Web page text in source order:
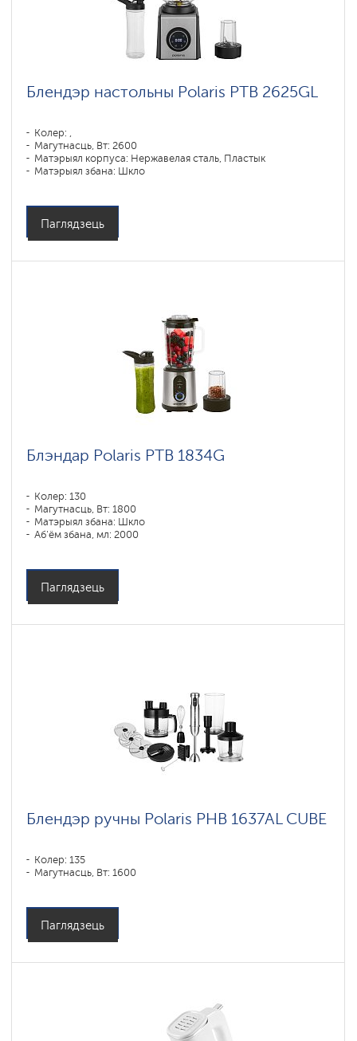
Блендэр настольны Polaris PTB 2625GL
Колер: ,
Магутнасць, Вт: 2600
Матэрыял корпуса: Нержавелая сталь, Пластык
Матэрыял збана: Шкло
Паглядзець
Блэндар Polaris PTB 1834G
Колер: 130
Магутнасць, Вт: 1800
Матэрыял збана: Шкло
Аб'ём збана, мл: 2000
Паглядзець
Блендэр ручны Polaris PHB 1637AL CUBE
Колер: 135
Магутнасць, Вт: 1600
Паглядзець